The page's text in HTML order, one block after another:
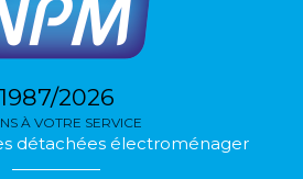
1987/2026
À VOTRE SERVICE
détachées électroménager